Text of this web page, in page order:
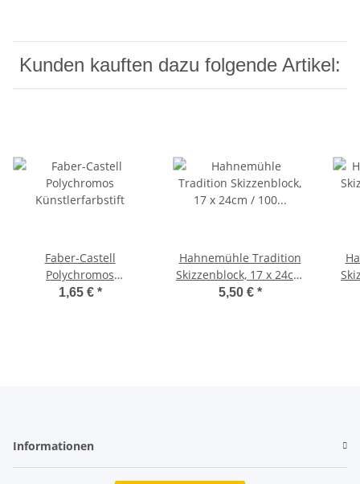
Kunden kauften dazu folgende Artikel:
Faber-Castell
Polychromos
Künstlerfarbstift
1,65 € *
Hahnemühle Tradition
Skizzenblock, 17 x 24cm
/ 100 g/m² / 50 Blatt
5,50 € *
Informationen